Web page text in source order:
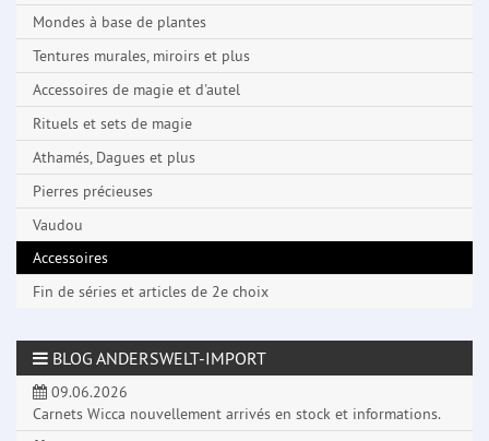
Mondes à base de plantes
Tentures murales, miroirs et plus
Accessoires de magie et d'autel
Rituels et sets de magie
Athamés, Dagues et plus
Pierres précieuses
Vaudou
Accessoires
Fin de séries et articles de 2e choix
BLOG ANDERSWELT-IMPORT
09.06.2026
Carnets Wicca nouvellement arrivés en stock et informations.